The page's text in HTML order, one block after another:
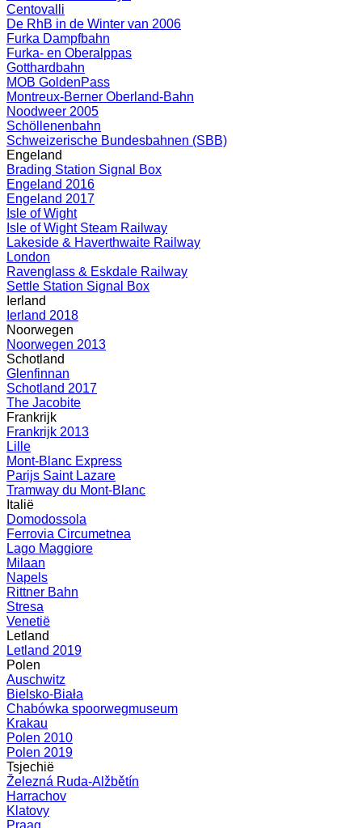
Centovalli
De RhB in de Winter van 2006
Furka Dampfbahn
Furka- en Oberalppas
Gotthardbahn
MOB GoldenPass
Montreux-Berner Oberland-Bahn
Noodweer 2005
Schöllenenbahn
Schweizerische Bundesbahnen (SBB)
Engeland
Brading Station Signal Box
Engeland 2016
Engeland 2017
Isle of Wight
Isle of Wight Steam Railway
Lakeside & Haverthwaite Railway
London
Ravenglass & Eskdale Railway
Settle Station Signal Box
Ierland
Ierland 2018
Noorwegen
Noorwegen 2013
Schotland
Glenfinnan
Schotland 2017
The Jacobite
Frankrijk
Frankrijk 2013
Lille
Mont-Blanc Express
Parijs Saint Lazare
Tramway du Mont-Blanc
Italië
Domodossola
Ferrovia Circumetnea
Lago Maggiore
Milaan
Napels
Rittner Bahn
Stresa
Venetië
Letland
Letland 2019
Polen
Auschwitz
Bielsko-Biała
Chabówka spoorwegmuseum
Krakau
Polen 2010
Polen 2019
Tsjechië
Železná Ruda-Alžbětín
Harrachov
Klatovy
Praag